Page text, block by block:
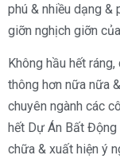
phú & nhiều dạng
giỡn nghịch giỡn
Không hầu hết
thông hơn nữa nữa
chuyên ngành các
hết Dự Án Bất
chữa & xuất hiện ý